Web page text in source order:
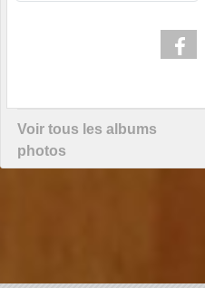
Voir tous les albums
photos